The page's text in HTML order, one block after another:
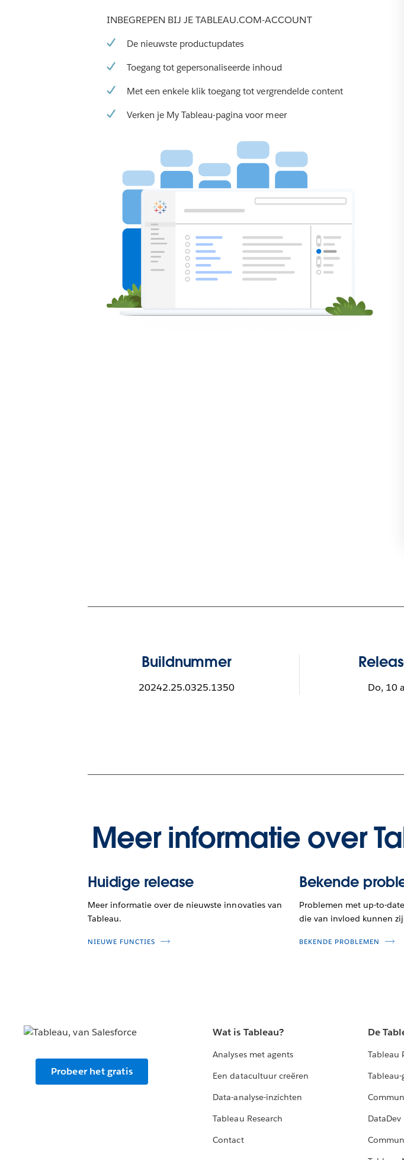
INBEGREPEN BIJ JE TABLEAU.COM-ACCOUNT
De nieuwste productupdates
Toegang tot gepersonaliseerde inhoud
Met een enkele klik toegang tot vergrendelde content
Verken je My Tableau-pagina voor meer
Buildnummer
20242.25.0325.1350 Do, 10
Meer informatie over
Huidige release
Meer informatie over de nieuwste innovaties van
Tableau.
NIEUWE FUNCTIES
Bekende
Problemen met up-to-
die van invloed kunnen
BEKENDE PROBLEMEN
Probeer het gratis
Wat is Tableau?
Analyses met agents
Een datacultuur creëren
Data-analyse-inzichten
Tableau Research
Contact
De
Tableau
DataDev